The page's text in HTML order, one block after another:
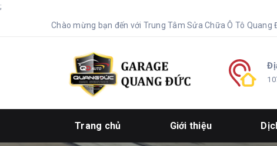
;
Chào mừng bạn đến với Trung Tâm Sửa Chữa Ô Tô Quang
Trang chủ Giới thiệu